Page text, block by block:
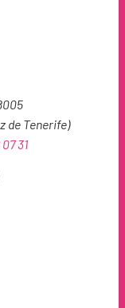
de Tenerife)
07 31